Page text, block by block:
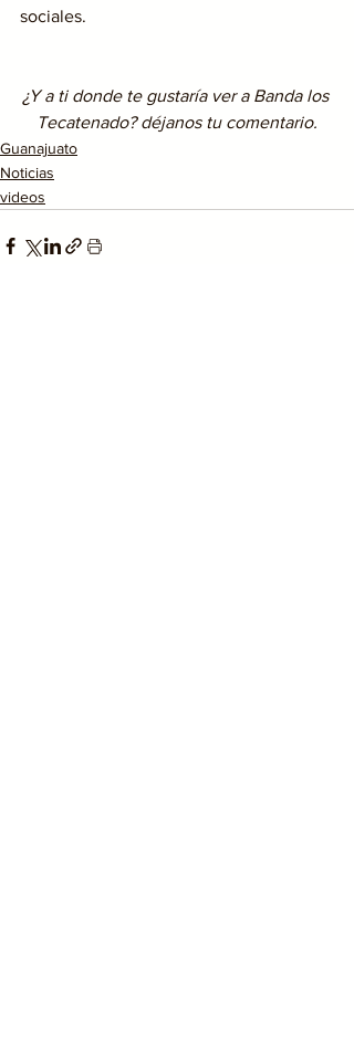
sociales.
¿Y a ti donde te gustaría ver a Banda los
Tecatenado? déjanos tu comentario.
Guanajuato
Noticias
videos